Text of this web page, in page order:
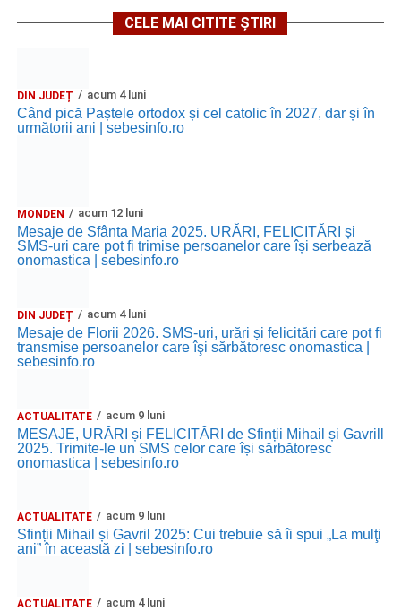
„Anotimpurile”de Antonio Vivaldi (rating N-15).
Copiii în armonia orașului
Ora 10.00– Școala din Răhău: activități recreative pentru
recreative pentru copii.
Ora 17.00– Grădina Muzeului Municipal „Ioan Raica”
Ora 18.30– Aula Primăriei Municipiului Sebeș:
festivitatea de premiere a șefilor de promoție și a elevilor
care au obținut rezultate remarcabile la examenele de
Ora 19.00– Parcul Tineretului:
Spuma Party.
Alexandra Pamfilie și Școala de muzică „DoReMi”;
Ancuța Stănuș și grupul de folclor;
CELE MAI CITITE ȘTIRI
DIN JUDEȚ acum 4 luni
Când pică Paștele ortodox și cel catolic în 2027, dar și în
următorii ani | sebesinfo.ro
MONDEN acum 12 luni
Mesaje de Sfânta Maria 2025. URĂRI, FELICITĂRI și
SMS-uri care pot fi trimise persoanelor care își serbează
onomastica | sebesinfo.ro
DIN JUDEȚ acum 4 luni
Mesaje de Florii 2026. SMS-uri, urări și felicitări care pot fi
transmise persoanelor care îşi sărbătoresc onomastica |
sebesinfo.ro
ACTUALITATE acum 9 luni
MESAJE, URĂRI și FELICITĂRI de Sfinții Mihail și Gavrill
2025. Trimite-le un SMS celor care își sărbătoresc
onomastica | sebesinfo.ro
ACTUALITATE acum 9 luni
Sfinții Mihail și Gavril 2025: Cui trebuie să îi spui „La mulţi
ani” în această zi | sebesinfo.ro
ACTUALITATE acum 4 luni